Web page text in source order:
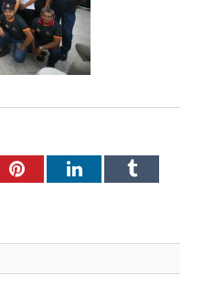
PinterestLinkedInTumblr